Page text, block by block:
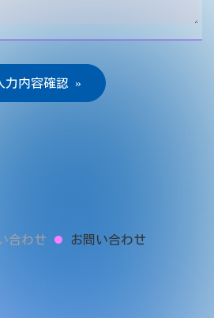
合わせ お問い合わせ